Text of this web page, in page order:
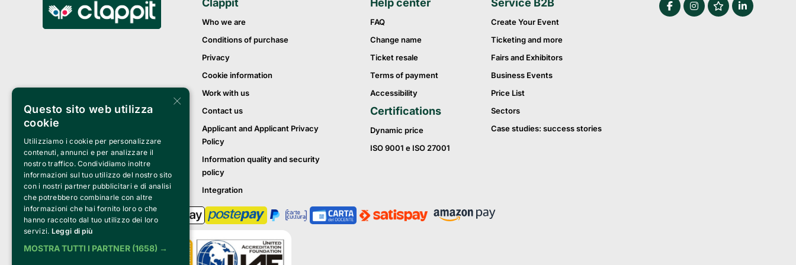
Clappit
Who we are
Conditions of purchase
Privacy
Cookie information
Work with us
Contact us
Applicant and Applicant Privacy
Policy
Information quality and security
policy
Integration
Help center
FAQ
Change name
Ticket resale
Terms of payment
Accessibility
Certifications
Dynamic price
ISO 9001 e ISO 27001
Service B2B
Create Your Event
Ticketing and more
Fairs and Exhibitors
Business Events
Price List
Sectors
Case studies: success stories
×
Questo sito web utilizza
cookie
Utilizziamo i cookie per personalizzare
contenuti, annunci e per analizzare il
nostro traffico. Condividiamo inoltre
informazioni sul tuo utilizzo del nostro sito
con i nostri partner pubblicitari e di analisi
che potrebbero combinarle con altre
informazioni che hai fornito loro o che
hanno raccolto dal tuo utilizzo dei loro
servizi. Leggi di più
MOSTRA TUTTI I PARTNER (1658) →